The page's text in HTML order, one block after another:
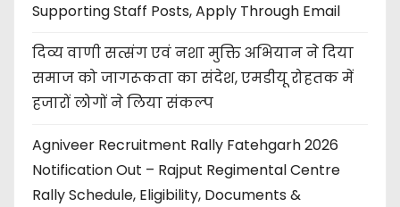
Supporting Staff Posts, Apply Through Email
दिव्य वाणी सत्संग एवं नशा मुक्ति अभियान ने दिया
समाज को जागरूकता का संदेश, एमडीयू रोहतक में
हजारों लोगों ने लिया संकल्प
Agniveer Recruitment Rally Fatehgarh 2026
Notification Out – Rajput Regimental Centre
Rally Schedule, Eligibility, Documents &